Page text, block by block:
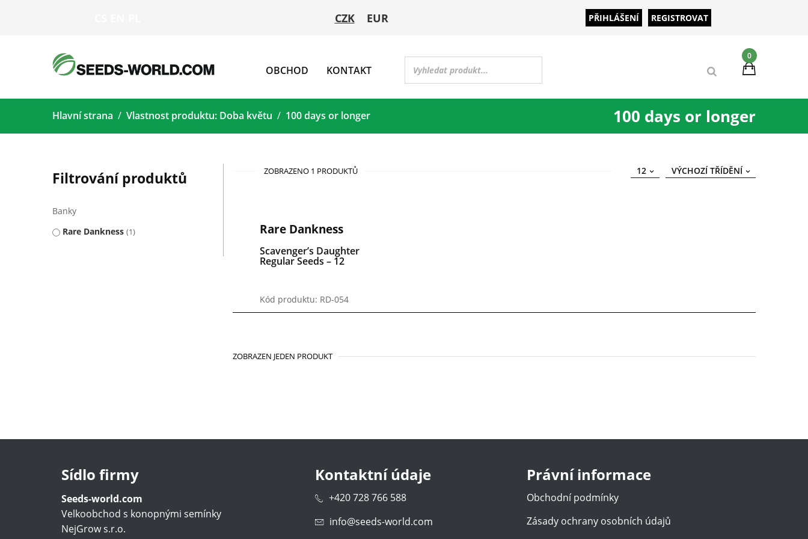
CZK EUR PŘIHLÁŠENÍ REGISTROVAT
0
OBCHOD KONTAKT
100 days or longer
Hlavní strana Vlastnost produktu: Doba květu 100 days or longer
Filtrování produktů
Banky
Rare Dankness 1
ZOBRAZENO 1 PRODUKTŮ VÝCHOZÍ TŘÍDĚNÍ
12
Rare Dankness
Scavenger’s Daughter
Regular Seeds – 12
Kód produktu: RD-054
ZOBRAZEN JEDEN PRODUKT
Sídlo firmy
Seeds-world.com
Velkoobchod s konopnými semínky
NejGrow s.r.o.
Kontaktní údaje
+420 728 766 588
info@seeds-world.com
Právní informace
Obchodní podmínky
Zásady ochrany osobních údajů